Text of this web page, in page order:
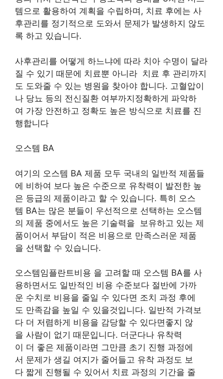
템으로 활용하여 계획을 수립하며, 치료 후에는 사
후관리를 정기적으로 도와서 문제가 발생하지 않도
록 하고 있습니다.
사후관리를 어떻게 하느냐에 따라 치아 수명이 달라
질 수 있기 때문에 치료뿐 아니라 치료 후 관리까지
도 도와줄 수 있는 병원을 찾아야 합니다. 고혈압이
나 당뇨 등의 전신질환 여부까지정확하게 파악하
여 가장 안전하고 정확도 높은 방식으로 치료를 진
행합니다
오스템 BA
여기의 오스템 BA 제품 모두 국내의 일반적 제품들
에 비하여 보다 높은 수준으로 유착력이 발전한 높
은 등급의 제품이라고 할 수 있습니다. 특히 오스
템 BA는 많은 분들이 우선적으로 선택하는 오스템
의 제품 중에서도 높은 기술력을 보유하고 있는 제
품이어서 부담이 적은 비용으로 만족스러운 제품
을 선택할 수 있습니다.
오스템임플란트비용 을 고려할 때 오스템 BA를 사
용하면서도 일반적인 비용 수준보다 절반에 가까
운 수치로 비용을 줄일 수 있다면 조치 과정 후에
도 만족감을 높일 수 있을것입니다. 일반적 가격보
다 더 저렴하게 비용을 감당할 수 있다면좋지 않
을 사람이 없기 때문입니다. 더군다나 유착력
이 더 좋은 제품이라면 그만큼 초기 진행 과정에
서 문제가 생길 여지가 줄어들고 유착 과정도 보
다 짧게 진행될 수 있어서 치료 과정의 기간을 줄